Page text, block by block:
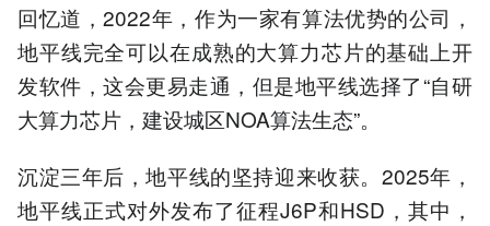
回忆道，2022年，作为一家有算法优势的公司，
地平线完全可以在成熟的大算力芯片的基础上开
发软件，这会更易走通，但是地平线选择了“自研
大算力芯片，建设城区NOA算法生态”。
沉淀三年后，地平线的坚持迎来收获。2025年，
地平线正式对外发布了征程J6P和HSD，其中，